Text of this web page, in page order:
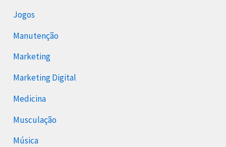
Jogos
Manutenção
Marketing
Marketing Digital
Medicina
Musculação
Música